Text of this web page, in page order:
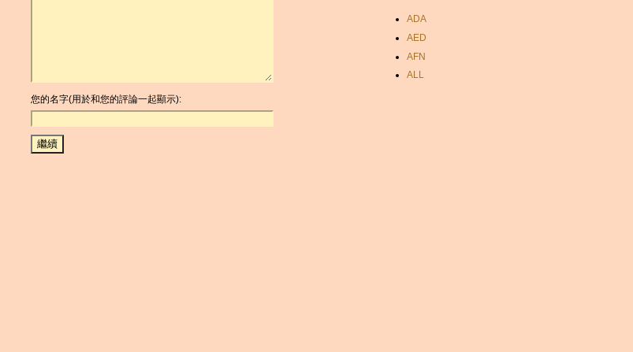
您的名字(用於和您的評論一起顯示):
ADA
AED
AFN
ALL